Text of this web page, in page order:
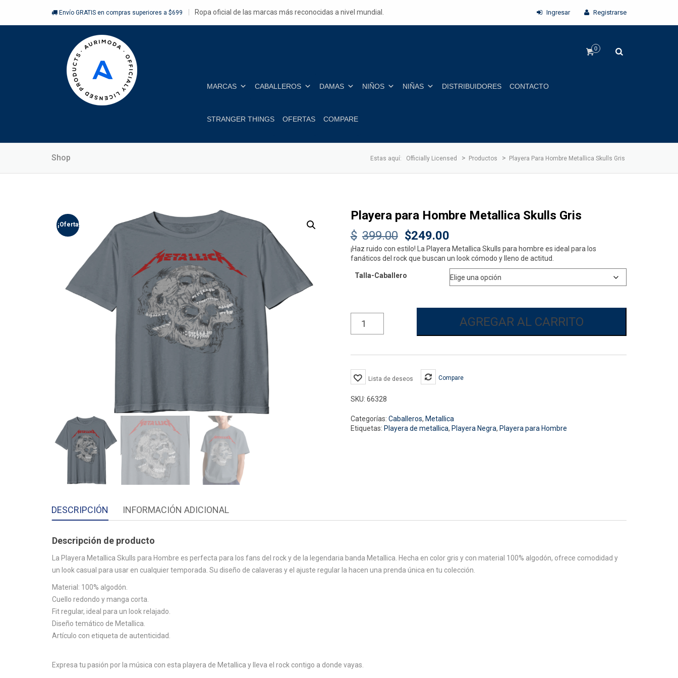
Envío GRATIS en compras superiores a $699 Ropa oficial de las marcas más reconocidas a nivel mundial. Ingresar Registrarse
MARCAS CABALLEROS DAMAS NIÑOS NIÑAS DISTRIBUIDORES CONTACTO
STRANGER THINGS OFERTAS COMPARE
0
Shop Estas aquí: Officially Licensed > Productos > Playera Para Hombre Metallica Skulls Gris
¡Oferta!
Playera para Hombre Metallica Skulls Gris
$ 399.00 Original
price
$399.00.
$249.00Current
price
is:
$249.00.
¡Haz ruido con estilo! La Playera Metallica Skulls para hombre es ideal para los
fanáticos del rock que buscan un look cómodo y lleno de actitud.
Talla-Caballero
para
Hombre
Skulls
cantidad
AGREGAR AL CARRITO
Lista de deseos Compare
SKU: 66328
Categorías: Caballeros, Metallica
Etiquetas: Playera de metallica, Playera Negra, Playera para Hombre
DESCRIPCIÓN INFORMACIÓN ADICIONAL
Descripción de producto
La Playera Metallica Skulls para Hombre es perfecta para los fans del rock y de la legendaria banda Metallica. Hecha en color gris y con material 100% algodón, ofrece comodidad y
un look casual para usar en cualquier temporada. Su diseño de calaveras y el ajuste regular la hacen una prenda única en tu colección.
Material: 100% algodón.
Cuello redondo y manga corta.
Fit regular, ideal para un look relajado.
Diseño temático de Metallica.
Artículo con etiqueta de autenticidad.
Expresa tu pasión por la música con esta playera de Metallica y lleva el rock contigo a donde vayas.